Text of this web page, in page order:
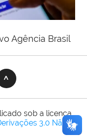
Agência Brasil
sob a licença
3.0 Não